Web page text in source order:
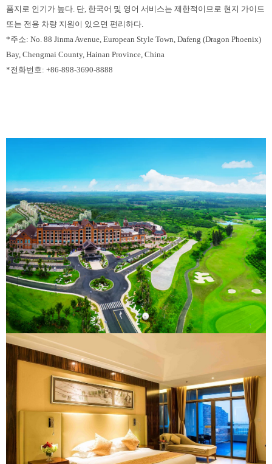
품지로 인기가 높다. 단, 한국어 및 영어 서비스는 제한적이므로 현지 가이드
또는 전용 차량 지원이 있으면 편리하다.
*주소: No. 88 Jinma Avenue, European Style Town, Dafeng (Dragon Phoenix)
Bay, Chengmai County, Hainan Province, China
*전화번호: +86-898-3690-8888